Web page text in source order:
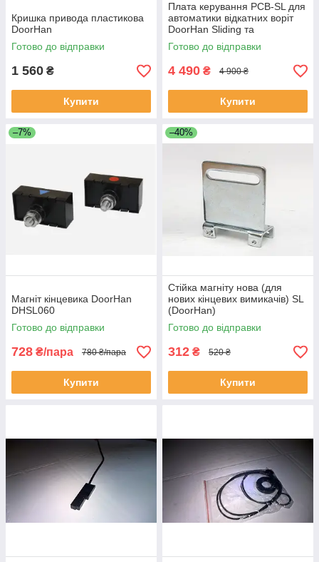
Кришка привода пластикова
DoorHan
Готово до відправки
1 560 ₴
Купити
Плата керування PCB-SL для
автоматики відкатних воріт
DoorHan Sliding та
шлагбаума Barrier
Готово до відправки
4 490 ₴ 4 900 ₴
Купити
–7%
Магніт кінцевика DoorHan
DHSL060
Готово до відправки
728 ₴/пара 780 ₴/пара
Купити
–40%
Стійка магніту нова (для
нових кінцевих вимикачів) SL
(DoorHan)
Готово до відправки
312 ₴ 520 ₴
Купити